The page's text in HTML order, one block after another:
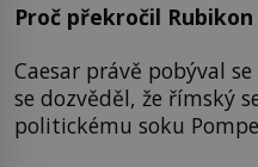
Proč překročil Rubikon
Caesar právě pobýval
se dozvěděl, že římský
politickému soku